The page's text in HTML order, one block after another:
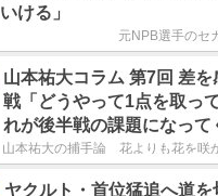
いける」
元NPB選手のセ
山本祐大コラム 第7回 差を
戦「どうやって1点を取っ
れが後半戦の課題になって
山本祐大の捕手論 花よりも花を咲
ヤクルト・首位猛追へ道を